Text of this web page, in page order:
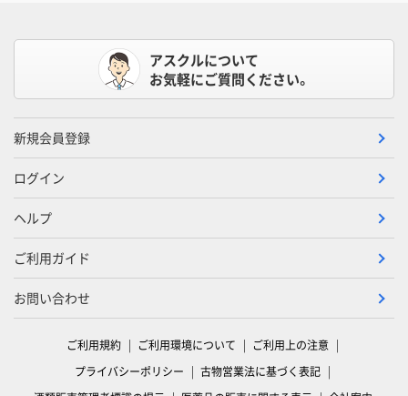
アスクルについて
お気軽にご質問ください。
新規会員登録
ログイン
ヘルプ
ご利用ガイド
お問い合わせ
ご利用規約 ご利用環境について
ご利用上の注意
プライバシーポリシー
古物営業法に基づく表記